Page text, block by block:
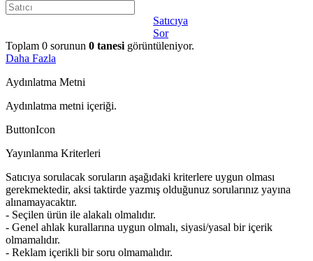
Satıcıya
Sor
Toplam 0 sorunun 0 tanesi görüntüleniyor.
Daha Fazla
Aydınlatma Metni
Aydınlatma metni içeriği.
ButtonIcon
Yayınlanma Kriterleri
Satıcıya sorulacak soruların aşağıdaki kriterlere uygun olması
gerekmektedir, aksi taktirde yazmış olduğunuz sorularınız yayına
alınamayacaktır.
- Seçilen ürün ile alakalı olmalıdır.
- Genel ahlak kurallarına uygun olmalı, siyasi/yasal bir içerik
olmamalıdır.
- Reklam içerikli bir soru olmamalıdır.